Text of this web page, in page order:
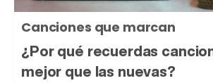
Canciones que marcan
¿Por qué recuerdas
mejor que las nuevas?